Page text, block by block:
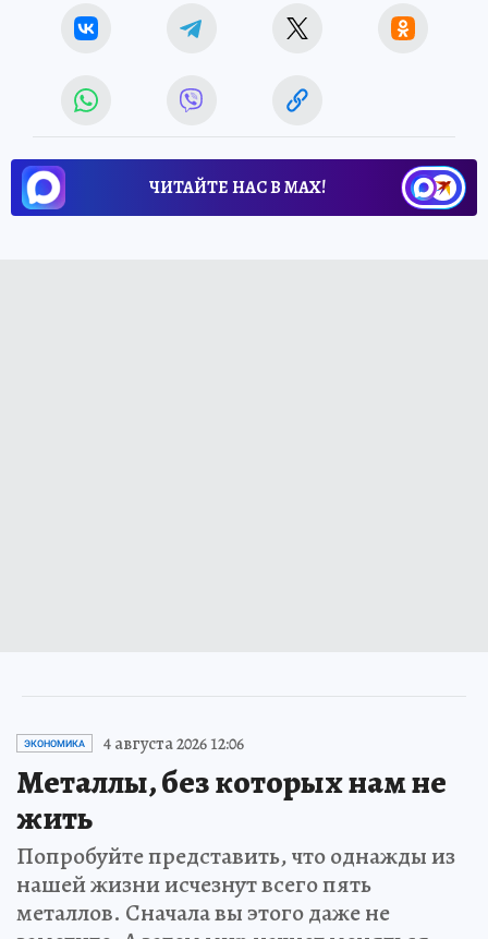
ЧИТАЙТЕ НАС В МАХ!
ЭКОНОМИКА 4 августа 2026 12:06
Металлы, без которых нам не
жить
Попробуйте представить, что однажды из
нашей жизни исчезнут всего пять
металлов. Сначала вы этого даже не